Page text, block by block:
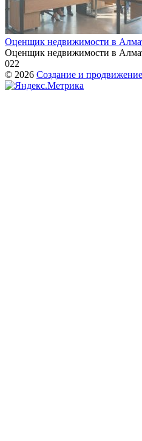
Оценщик недвижимости в
Оценщик недвижимости в
022
© 2026 Создание и